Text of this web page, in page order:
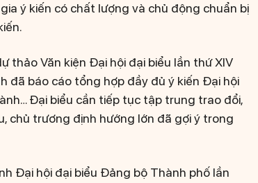
ý kiến có chất lượng và chủ động chuẩn bị
thảo Văn kiện Đại hội đại biểu lần thứ XIV
đã báo cáo tổng hợp đầy đủ ý kiến Đại hội
Đại biểu cần tiếp tục tập trung trao đổi,
chủ trương định hướng lớn đã gợi ý trong
Đại hội đại biểu Đảng bộ Thành phố lần